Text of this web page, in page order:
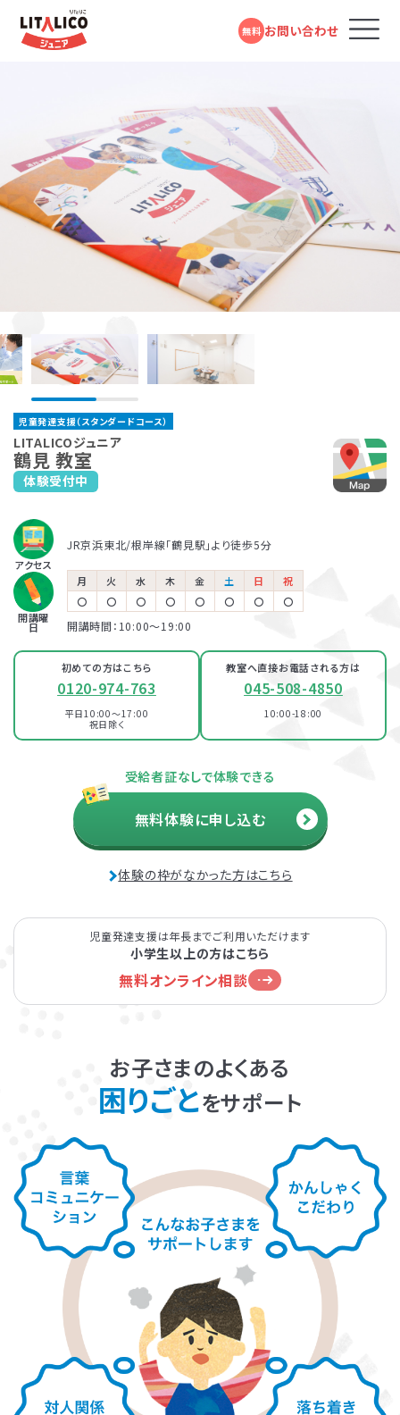
無料 お問い合わせ
LITALICOジュニアとは
教室を探す
入会までの流れ
お役立ちコラム
児童発達支援
放課後等デイサービス
資料・体験授業のお問い合わせ
発達障害とは
個人情報保護方針 サイトマップ
LITALICOワンダー
LITALICO発達ナビ
LITALICOライフ
LITALICOワークス
LITALICO仕事ナビ
LITALICOキャリア
LITALICO教育ソフト
LITALICO発達特性検査
LITALICO研究所
児童発達支援（スタンダードコース）
LITALICOジュニア
鶴見 教室
体験受付中
アクセス
JR京浜東北/根岸線「鶴見駅」より徒歩5分
開講曜
日
月 火 水 木 金 土 日
祝
〇
〇 〇 〇 〇 〇 〇 〇
開講時間：10:00〜19:00
初めての方はこちら
0120-974-763
平日10:00～17:00
祝日除く
教室へ直接お電話される方は
045-508-4850
10:00-18:00
受給者証なしで体験できる
無料体験に申し込む
体験の枠がなかった方はこちら
児童発達支援は年長までご利用いただけます
小学生以上の方はこちら
無料オンライン相談
お子さまのよくある
困りごとをサポート
保育所等訪問支援とは、児童福祉法に基づくサービスで、児童
発達支援や放課後等デイサービスと同じ「障害児通所支援」の
一つです。保育所（保育園）や幼稚園、小学校など、お子さまが
サポートします。
LITALICOジュニアでは、保護者さま向けのサービス「ペアレ
ントトレーニング」というプログラムを提供しています。ペアレ
ントトレーニングとは子育てのイライラを軽減し、自分もお子さ
ログラムです。
パーソナルコース
発達障害や学習障害があるお子さまや発達が気に
なるお子さまを支援する学習塾・幼児教室です。受給
者証の有無に関係なく、すぐにご利用いただけます。
対象年齢：0歳～高校3年
スタンダードコース
児童福祉法に基づき運営している福祉サービスで
ス（小学1年～高校3年）に分かれており、受給者証を
お持ちの方がご利用いただけます。
スタンダードコース 無料体験受付中
LITALICOジュニア
川崎教室
JR「川崎駅」より徒歩7分
LITALICOジュニア
新横浜教室
JR「新横浜駅」より徒歩6分
市営地下鉄ブルーライン「新横浜駅」より徒歩6分
パーソナルコース
100％自己負担で完全マンツーマンの
LITALICOジュニア
川崎教室
京急「川崎駅」より徒歩2分
JR「川崎駅」より徒歩6分
フォームで
問い合わせる
電話で問い合わせる
0120-974-763
平日10:00～17:00／祝日除く
LITALICOジュニア
川崎教室
JR「川崎駅」より徒歩7分
LITALICOジュニア
東急東横線「大倉山駅」より徒歩1分
LITALICOジュニア
新横浜教室
JR「新横浜駅」より徒歩6分